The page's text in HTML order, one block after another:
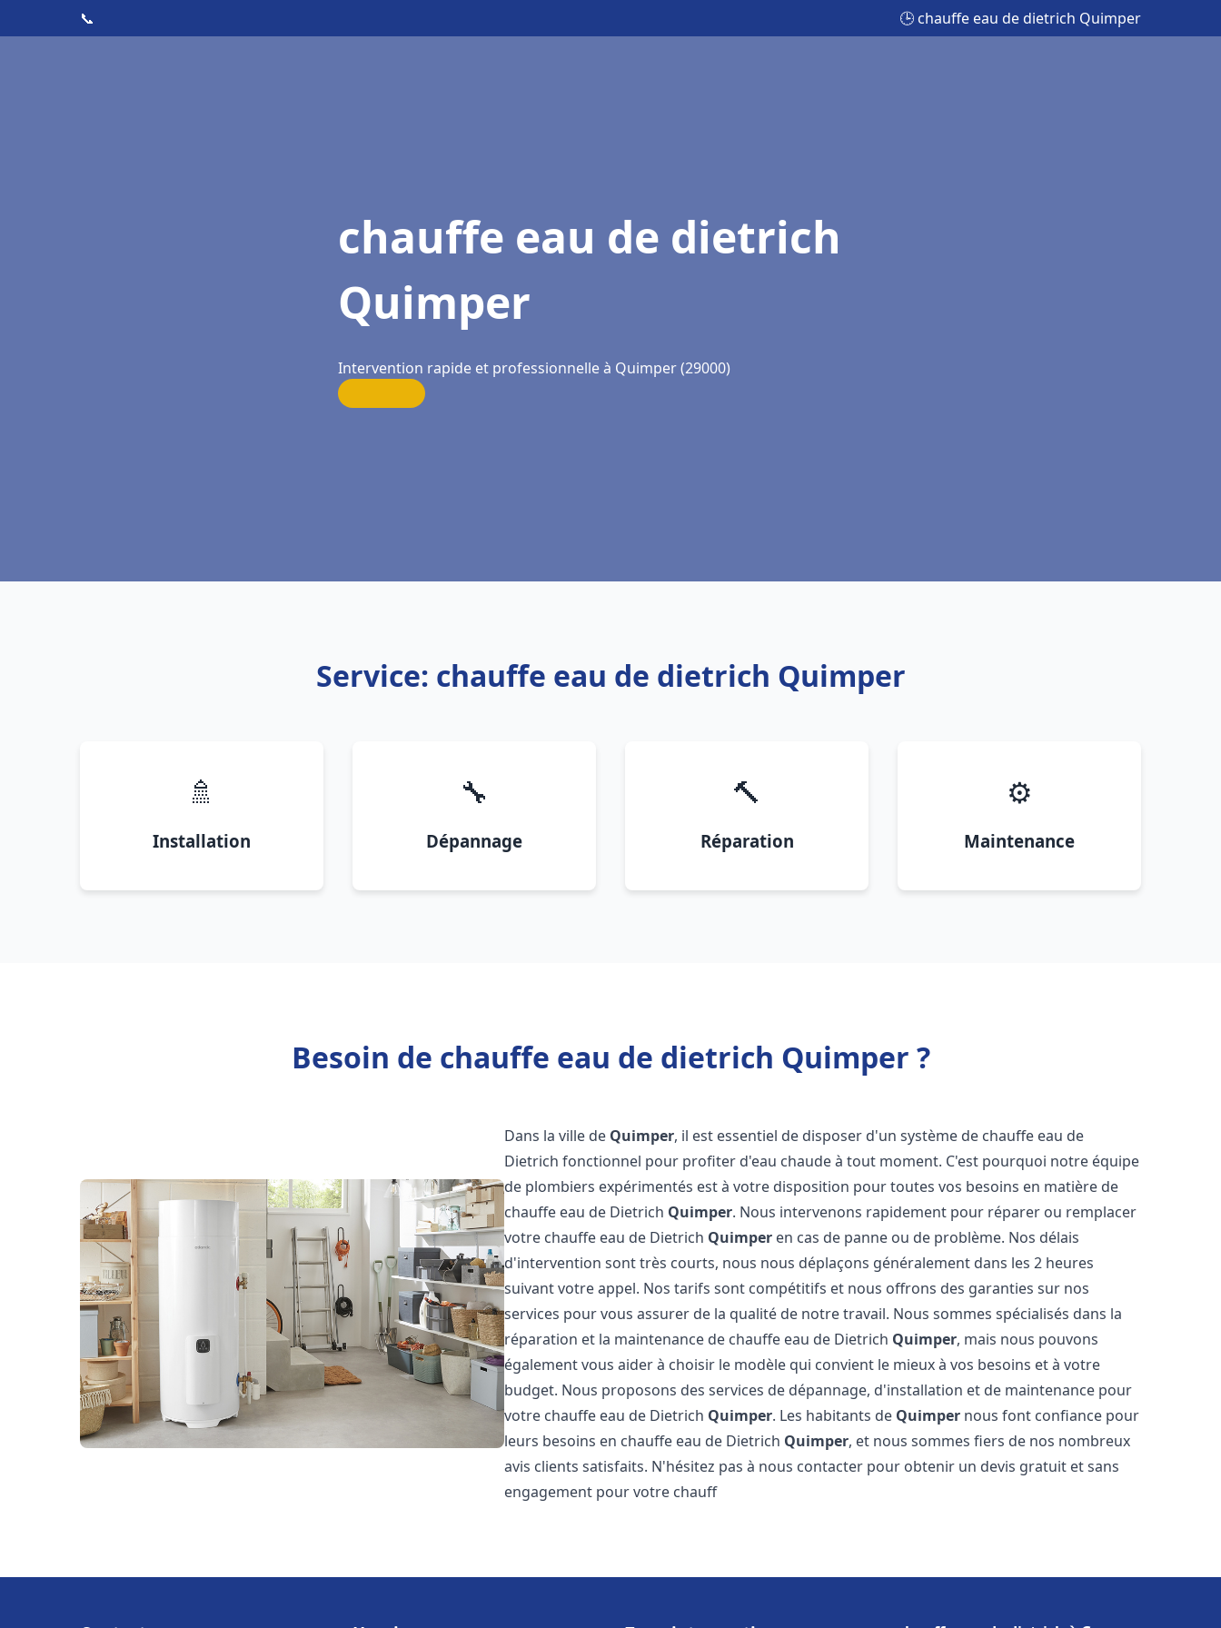
📞 🕒 chauffe eau de dietrich Quimper
chauffe eau de dietrich
Quimper
Intervention rapide et professionnelle à Quimper (29000)
Service: chauffe eau de dietrich Quimper
🚿
Installation
🔧
Dépannage
🔨
Réparation
⚙️
Maintenance
Besoin de chauffe eau de dietrich Quimper ?
Dans la ville de Quimper, il est essentiel de disposer d'un système de chauffe eau de
Dietrich fonctionnel pour profiter d'eau chaude à tout moment. C'est pourquoi notre équipe
de plombiers expérimentés est à votre disposition pour toutes vos besoins en matière de
chauffe eau de Dietrich Quimper. Nous intervenons rapidement pour réparer ou remplacer
votre chauffe eau de Dietrich Quimper en cas de panne ou de problème. Nos délais
d'intervention sont très courts, nous nous déplaçons généralement dans les 2 heures
suivant votre appel. Nos tarifs sont compétitifs et nous offrons des garanties sur nos
services pour vous assurer de la qualité de notre travail. Nous sommes spécialisés dans la
réparation et la maintenance de chauffe eau de Dietrich Quimper, mais nous pouvons
également vous aider à choisir le modèle qui convient le mieux à vos besoins et à votre
budget. Nous proposons des services de dépannage, d'installation et de maintenance pour
votre chauffe eau de Dietrich Quimper. Les habitants de Quimper nous font confiance pour
leurs besoins en chauffe eau de Dietrich Quimper, et nous sommes fiers de nos nombreux
avis clients satisfaits. N'hésitez pas à nous contacter pour obtenir un devis gratuit et sans
engagement pour votre chauff